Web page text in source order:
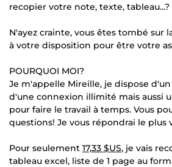
recopier votre note, texte, tableau...?
N'ayez crainte, vous êtes tombé sur
à votre disposition pour être votre
POURQUOI MOI?
Je m'appelle Mireille, je dispose
d'une connexion illimité mais aussi
pour faire le travail à temps. Vous
questions! Je vous répondrai le plus
Pour seulement 17,33 $US, je vais
tableau excel, liste de 1 page au